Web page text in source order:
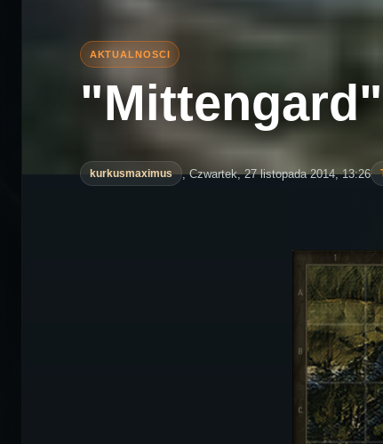
kurkusmaximus , Czwartek, 27 listopada 2014, 13:26